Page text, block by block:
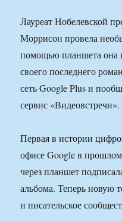
Лауреат Нобелевской
Моррисон провела
помощью планшета она
своего последнего
сеть Google Plus и
сервис «Видеовстречи».
Первая в истории
офисе Google в
через планшет
альбома. Теперь новую
и писательское